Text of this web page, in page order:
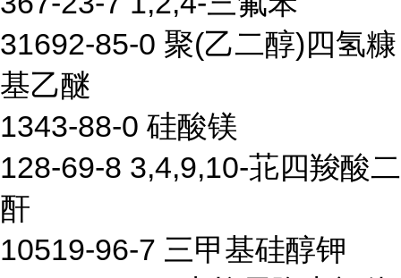
31692-85-0 聚(乙二醇)四氢糠
基乙醚
1343-88-0 硅酸镁
128-69-8 3,4,9,10-苝四羧酸二
酐
10519-96-7 三甲基硅醇钾